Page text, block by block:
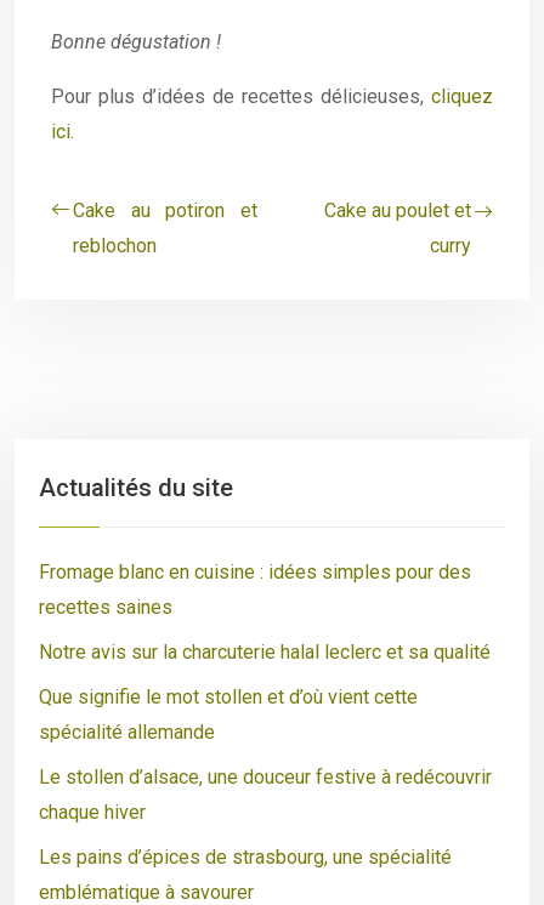
Bonne dégustation !
Pour plus d’idées de recettes délicieuses, cliquez
ici.
Cake au potiron et
reblochon
Cake au poulet et
curry
Actualités du site
Fromage blanc en cuisine : idées simples pour des
recettes saines
Notre avis sur la charcuterie halal leclerc et sa qualité
Que signifie le mot stollen et d’où vient cette
spécialité allemande
Le stollen d’alsace, une douceur festive à redécouvrir
chaque hiver
Les pains d’épices de strasbourg, une spécialité
emblématique à savourer